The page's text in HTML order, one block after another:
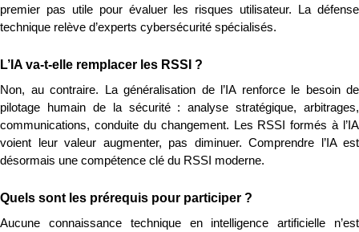
premier pas utile pour évaluer les risques utilisateur. La défense
technique relève d’experts cybersécurité spécialisés.
L’IA va-t-elle remplacer les RSSI ?
Non, au contraire. La généralisation de l’IA renforce le besoin de
pilotage humain de la sécurité : analyse stratégique, arbitrages,
communications, conduite du changement. Les RSSI formés à l’IA
voient leur valeur augmenter, pas diminuer. Comprendre l’IA est
désormais une compétence clé du RSSI moderne.
Quels sont les prérequis pour participer ?
Aucune connaissance technique en intelligence artificielle n’est